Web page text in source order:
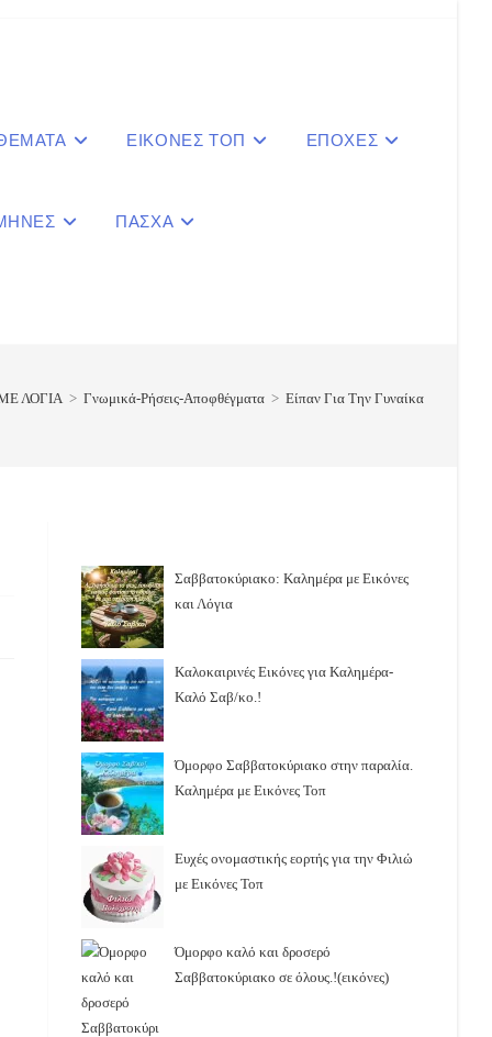
ΕΙΚΟΝΕΣ ΤΟΠ ΕΠΟΧΕΣ
ΠΑΣΧΑ
ΛΟΓΙΑ > Γνωμικά-Ρήσεις-Αποφθέγματα > Είπαν Για Την Γυναίκα
Σαββατοκύριακο: Καλημέρα με Εικόνες
και Λόγια
Καλοκαιρινές Εικόνες για Καλημέρα-
Καλό Σαβ/κο.!
Όμορφο Σαββατοκύριακο στην παραλία.
Καλημέρα με Εικόνες Τοπ
Ευχές ονομαστικής εορτής για την Φιλιώ
με Εικόνες Τοπ
Όμορφο καλό και δροσερό
Σαββατοκύριακο σε όλους.!(εικόνες)